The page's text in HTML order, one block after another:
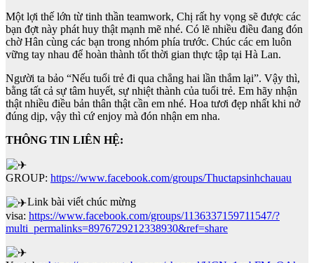
Một lợi thế lớn từ tinh thần teamwork, Chị rất hy vọng sẽ được các
bạn đợt này phát huy thật mạnh mẽ nhé. Có lẽ nhiều điều đang đón
chờ Hân cùng các bạn trong nhóm phía trước. Chúc các em luôn
vững tay nhau để hoàn thành tốt thời gian thực tập tại Hà Lan.
Người ta bảo “Nếu tuổi trẻ đi qua chẳng hai lần thắm lại”. Vậy thì,
bằng tất cả sự tâm huyết, sự nhiệt thành của tuổi trẻ. Em hãy nhận
thật nhiều điều bản thân thật cần em nhé. Hoa tươi đẹp nhất khi nở
đúng dịp, vậy thì cứ enjoy mà đón nhận em nha.
THÔNG TIN LIÊN HỆ:
GROUP: https://www.facebook.com/groups/Thuctapsinhchauau
Link bài viết chúc mừng
visa: https://www.facebook.com/groups/1136337159711547/?
multi_permalinks=8976729212338930&ref=share